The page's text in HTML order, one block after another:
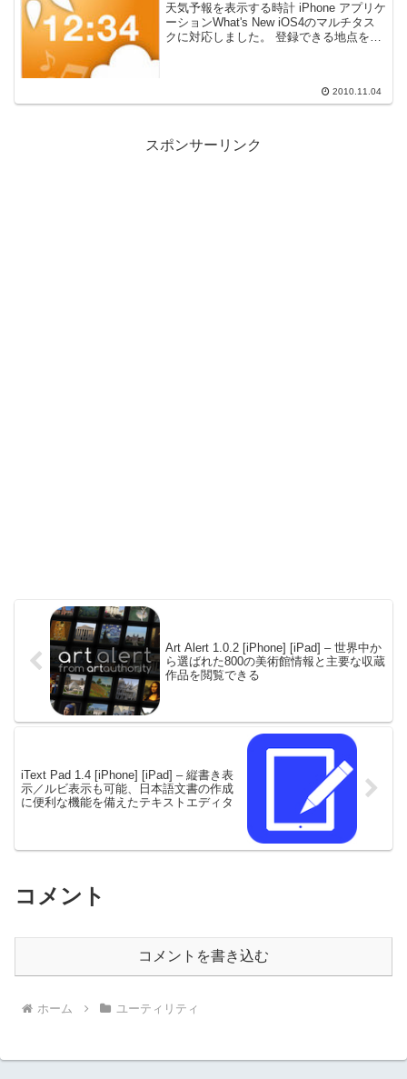
天気予報を表示する時計 iPhone アプリケ
ーションWhat's New iOS4のマルチタス
クに対応しました。 登録できる地点を３
2010.11.04
スポンサーリンク
Art Alert 1.0.2 [iPhone] [iPad] – 世界中か
ら選ばれた800の美術館情報と主要な収蔵
作品を閲覧できる
iText Pad 1.4 [iPhone] [iPad] – 縦書き表
示／ルビ表示も可能、日本語文書の作成
に便利な機能を備えたテキストエディタ
コメント
コメントを書き込む
ホーム ユーティリティ